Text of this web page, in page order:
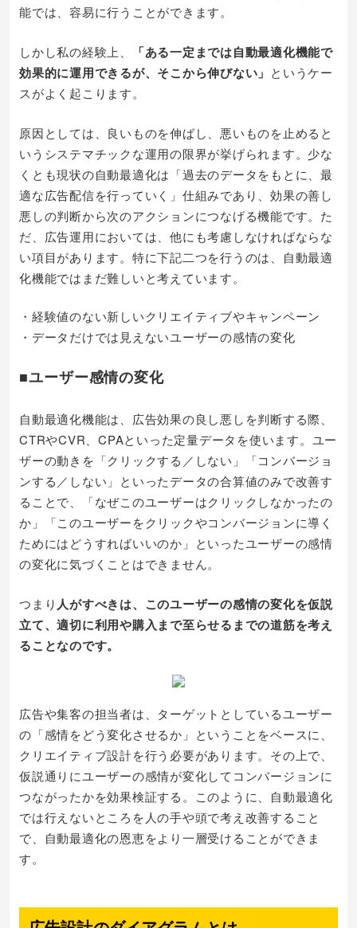
能では、容易に行うことができます。
しかし私の経験上、
「ある一定までは自動最適化機能で
効果的に運用できるが、そこから伸びない」 というケー
スがよく起こります。
原因としては、良いものを伸ばし、悪いものを止めると
いうシステマチックな運用の限界が挙げられます。少な
くとも現状の自動最適化は「過去のデータをもとに、最
適な広告配信を行っていく」仕組みであり、効果の善し
悪しの判断から次のアクションにつなげる機能です。た
だ、広告運用においては、他にも考慮しなければならな
い項目があります。特に下記二つを行うのは、自動最適
化機能ではまだ難しいと考えています。
・経験値のない新しいクリエイティブやキャンペーン
・データだけでは見えないユーザーの感情の変化
■ユーザー感情の変化
自動最適化機能は、広告効果の良し悪しを判断する際、
CTRやCVR、CPAといった定量データを使います。ユー
ザーの動きを「クリックする／しない」「コンバージョ
ンする／しない」といったデータの合算値のみで改善す
ることで、「なぜこのユーザーはクリックしなかったの
か」「このユーザーをクリックやコンバージョンに導く
ためにはどうすればいいのか」といったユーザーの感情
の変化に気づくことはできません。
つまり 人がすべきは、このユーザーの感情の変化を仮説
立て、適切に利用や購入まで至らせるまでの道筋を考え
ることなのです。
広告や集客の担当者は、ターゲットとしているユーザー
の「感情をどう変化させるか」ということをベースに、
クリエイティブ設計を行う必要があります。その上で、
仮説通りにユーザーの感情が変化してコンバージョンに
つながったかを効果検証する。このように、自動最適化
では行えないところを人の手や頭で考え改善すること
で、自動最適化の恩恵をより一層受けることができま
す。